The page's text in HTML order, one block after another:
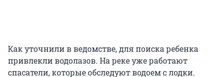
Как уточнили в ведомстве, для поиска ребенка
привлекли водолазов. На реке уже работают
спасатели, которые обследуют водоем с лодки.